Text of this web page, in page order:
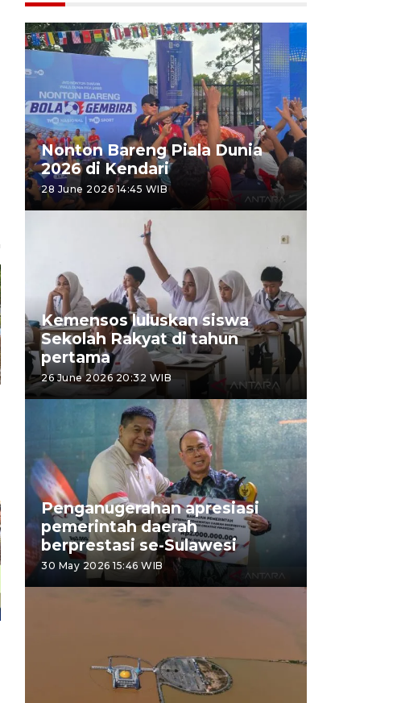
Nonton Bareng Piala Dunia
2026 di Kendari
28 June 2026 14:45 WIB
Kemensos luluskan siswa
Sekolah Rakyat di tahun
pertama
26 June 2026 20:32 WIB
Penganugerahan apresiasi
pemerintah daerah
berprestasi se-Sulawesi
30 May 2026 15:46 WIB